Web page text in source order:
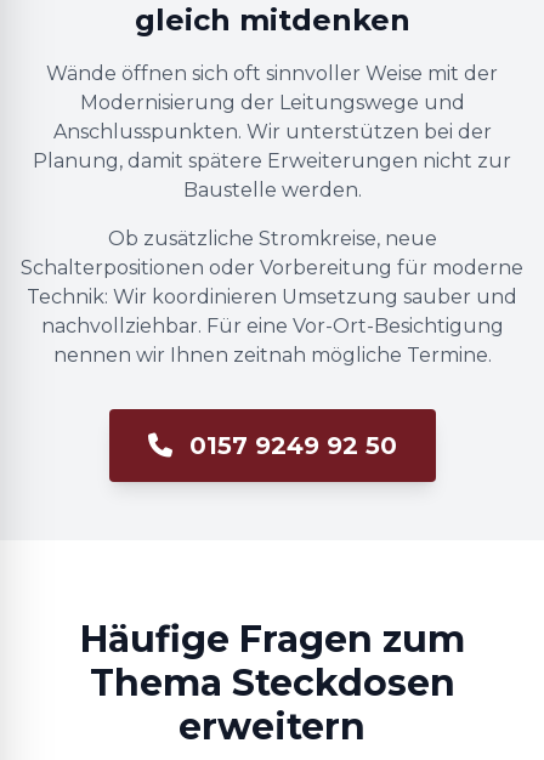
gleich mitdenken
Wände öffnen sich oft sinnvoller Weise mit der
Modernisierung der Leitungswege und
Anschlusspunkten. Wir unterstützen bei der
Planung, damit spätere Erweiterungen nicht zur
Baustelle werden.
Ob zusätzliche Stromkreise, neue
Schalterpositionen oder Vorbereitung für moderne
Technik: Wir koordinieren Umsetzung sauber und
nachvollziehbar. Für eine Vor-Ort-Besichtigung
nennen wir Ihnen zeitnah mögliche Termine.
0157 9249 92 50
Häufige Fragen zum
Thema Steckdosen
erweitern